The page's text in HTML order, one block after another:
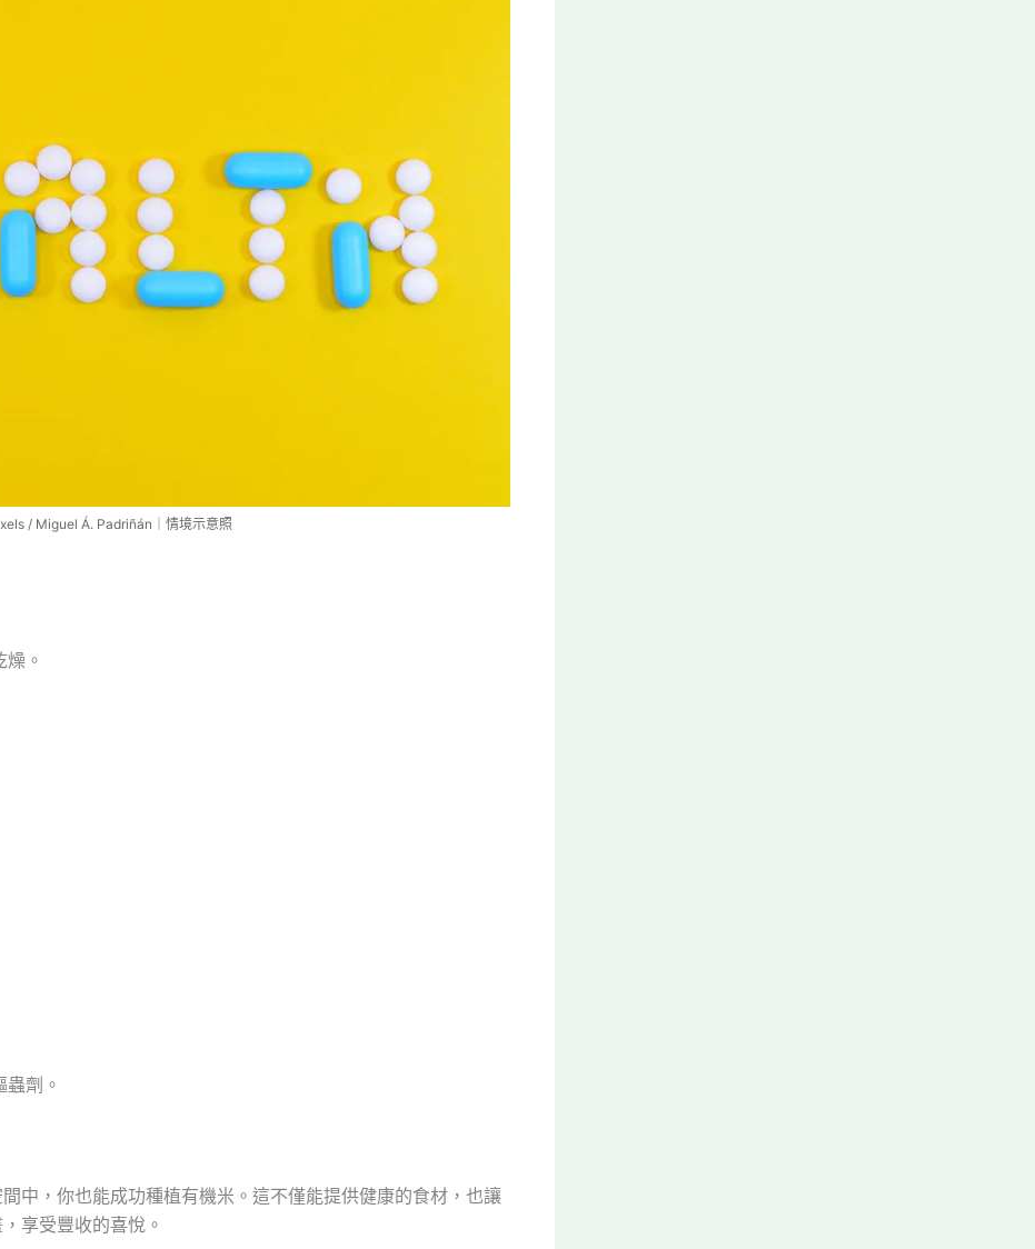
/ Miguel Á. Padriñán｜情境示意照
。
劑。
中，你也能成功種植有機米。這不僅能提供健康的食材，也讓
享受豐收的喜悅。